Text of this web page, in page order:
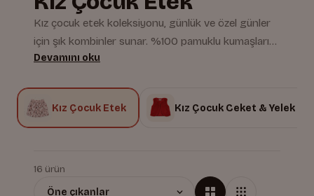
Kız çocuk etek koleksiyonu, günlük ve özel günler
için şık kombinler sunar. %100 pamuklu kumaşları
ile hem konforlu hem de dayanıklıdır. Zeyland'ın
güvenli bir kullanım sağlar; bluz ve tişörtlerle
kolayca kombinlenir.
Devamını oku
Kız Çocuk Etek Kız Çocuk Ceket & Yelek
16 ürün